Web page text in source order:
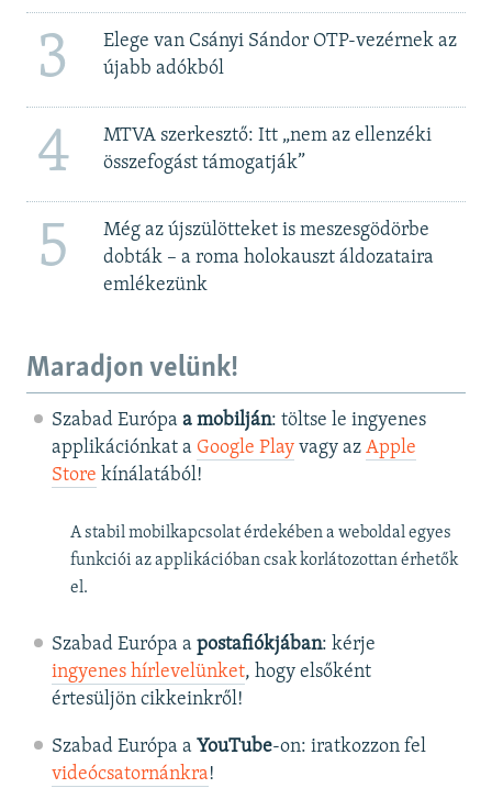
3
Elege van Csányi Sándor OTP-vezérnek az
újabb adókból
4
MTVA szerkesztő: Itt „nem az ellenzéki
összefogást támogatják”
5
Még az újszülötteket is meszesgödörbe
dobták – a roma holokauszt áldozataira
emlékezünk
Maradjon velünk!
Szabad Európa a mobilján: töltse le ingyenes
applikációnkat a Google Playvagy az Apple
Store kínálatából!
A stabil mobilkapcsolat érdekében a weboldal egyes
funkciói az applikációban csak korlátozottan érhetők
el.
Szabad Európa a postafiókjában: kérje
ingyenes hírlevelünket, hogy elsőként
értesüljön cikkeinkről!
Szabad Európa a YouTube-on: iratkozzon fel
videócsatornánkra!